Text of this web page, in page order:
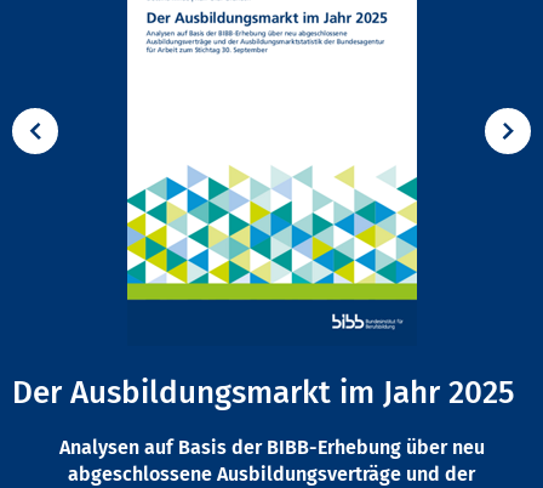
Der Ausbildungsmarkt im Jahr 2025
Analysen auf Basis der BIBB-Erhebung über neu
abgeschlossene Ausbildungsverträge und der